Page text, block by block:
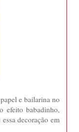
e bailarina no
efeito babadinho,
decoração em